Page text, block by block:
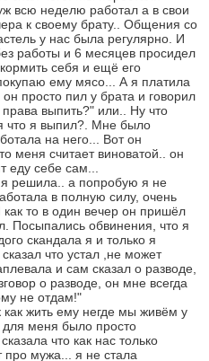
всю неделю работал а в свои
к своему брату.. Общения со
у нас была регулярно. И
работы и 6 месяцев просидел
себя и ещё его
ему мясо... А я платила
просто пил у брата и говорил
выпить?" или.. Ну что
что я выпил?. Мне было
на него... Вот он
меня считает виноватой.. он
еду себе сам...
решила.. а попробую я не
в полную силу, очень
то в один вечер он пришёл
Посыпались обвинения, что я
скандала я и только я
что устал ,не может
и сам сказал о разводе,
о разводе, он мне всегда
не отдам!"
жить ему негде мы живём у
меня было просто
что как нас только
про мужа... я не стала